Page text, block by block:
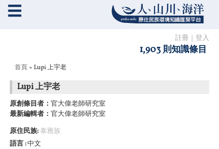
註冊 登入
1,903 則知識條目
☰
您在這裡
首頁 » Lupi 上宇老
Lupi 上宇老
原創條目者： 官大偉老師研究室
最新編輯者： 官大偉老師研究室
原住民族: 泰雅族
語言 中文